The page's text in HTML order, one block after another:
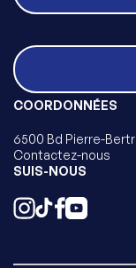
COORDONNÉES
6500 Bd Pierre-
Contactez-nous
SUIS-NOUS